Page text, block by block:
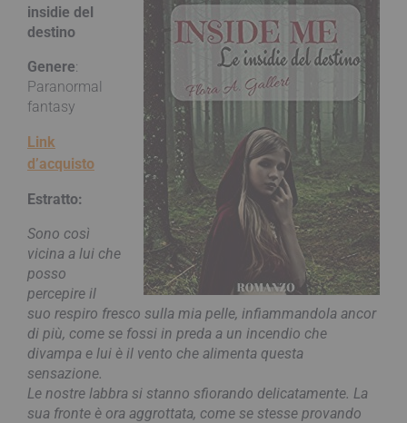
insidie del
destino
Genere:
Paranormal
fantasy
Link
d’acquisto
Estratto:
Sono così
vicina a lui che
posso
percepire il
suo respiro fresco sulla mia pelle, infiammandola ancor
di più, come se fossi in preda a un incendio che
divampa e lui è il vento che alimenta questa
sensazione.
Le nostre labbra si stanno sfiorando delicatamente. La
sua fronte è ora aggrottata, come se stesse provando